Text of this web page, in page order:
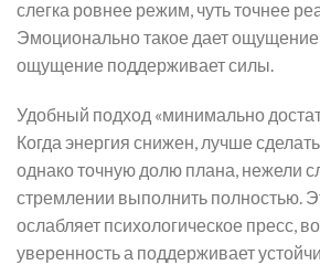
слегка ровнее режим, чуть точнее
Эмоционально такое дает ощущение
ощущение поддерживает силы.
Удобный подход «минимально
Когда энергия снижен, лучше
однако точную долю плана, нежели
стремлении выполнить полностью.
ослабляет психологическое пресс,
уверенность а поддерживает